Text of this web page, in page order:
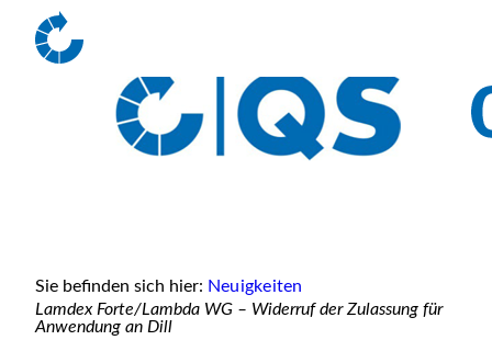
Sie befinden sich hier: Neuigkeiten
Lamdex Forte/Lambda WG – Widerruf der Zulassung für
Anwendung an Dill